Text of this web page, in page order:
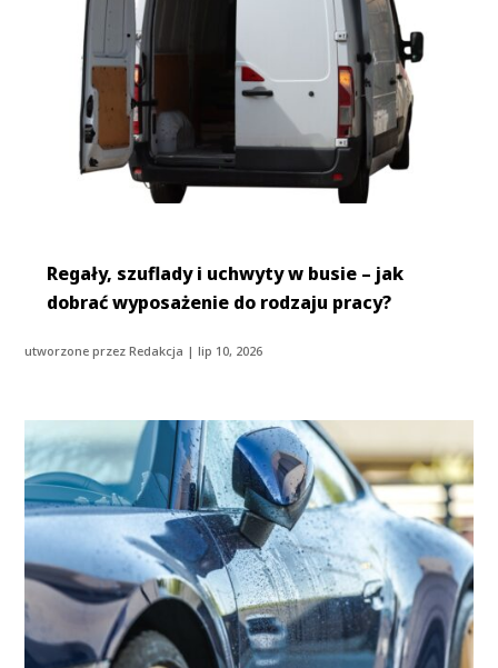
Regały, szuflady i uchwyty w busie – jak
dobrać wyposażenie do rodzaju pracy?
utworzone przezRedakcja |lip 10, 2026